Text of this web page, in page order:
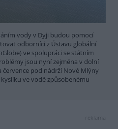
vody v Dyji budou pomocí
odborníci z Ústavu globální
ve spolupráci se státním
jsou nyní zejména v dolní
července pod nádrží Nové Mlýny
ve vodě způsobenému
reklama